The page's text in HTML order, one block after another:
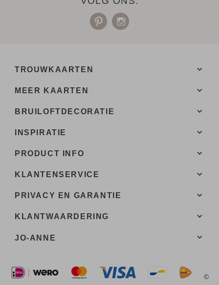
TROUWKAARTEN
MEER KAARTEN
BRUILOFTDECORATIE
INSPIRATIE
PRODUCT INFO
KLANTENSERVICE
PRIVACY EN GARANTIE
KLANTWAARDERING
JO-ANNE
©